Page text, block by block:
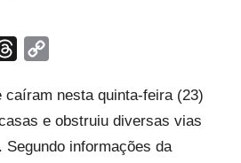
Threads
nesta quinta-feira (23)
e obstruiu diversas vias
Segundo informações da